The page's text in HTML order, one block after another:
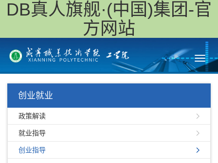
DB真人旗舰·(中国)集团-官
方网站
创业就业
政策解读
就业指导
创业指导